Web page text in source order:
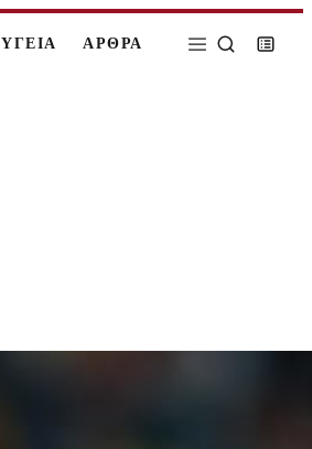
ΥΓΕΙΑ ΑΡΘΡΑ